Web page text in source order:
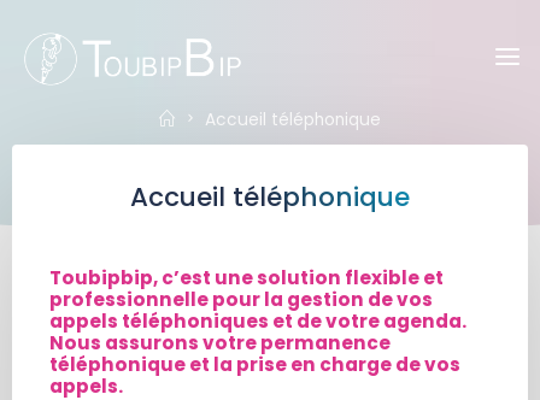
content
HomeAccueil téléphonique
Accueil téléphonique
Toubipbip, c’est une solution flexible et
professionnelle pour la gestion de vos
appels téléphoniques et de votre agenda.
Nous assurons votre permanence
téléphonique et la prise en charge de vos
appels.